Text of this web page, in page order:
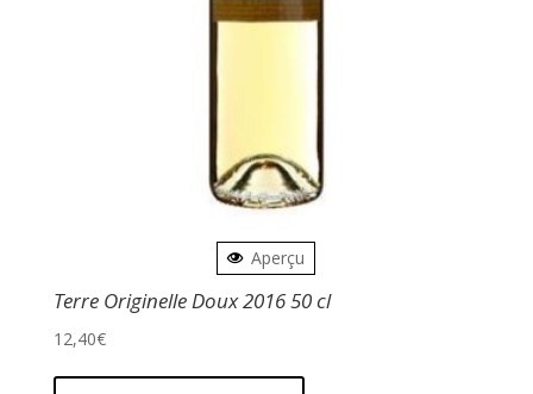
Aperçu
Terre Originelle Doux 2016 50 cl
12,40€